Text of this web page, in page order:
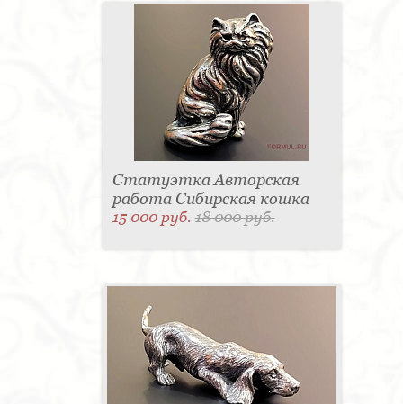
Статуэтка Авторская
работа Сибирская кошка
15 000 руб.18 000 руб.